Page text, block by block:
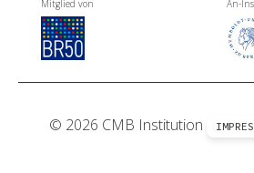
Mitglied von An-
© 2026 CMB Institution